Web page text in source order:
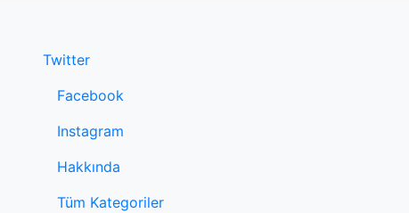
Twitter
Facebook
Instagram
Hakkında
Tüm Kategoriler